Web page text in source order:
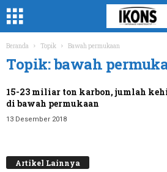
Beranda Topik Bawah permukaan
Topik: bawah
15-23 miliar ton karbon, jumlah
di bawah permukaan
13 Desember 2018
Artikel Lainnya